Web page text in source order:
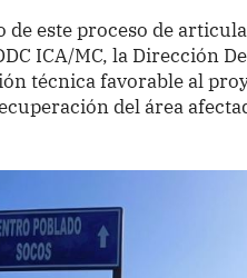
de este proceso de
ICA/MC, la Dirección
técnica favorable al
del área